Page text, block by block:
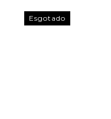
Esgotado